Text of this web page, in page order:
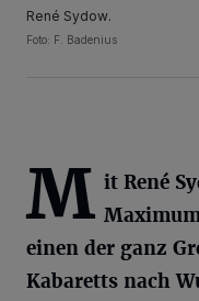
René Sydow.
Foto: F. Badenius
M it René
einen der ganz
Kabaretts nach